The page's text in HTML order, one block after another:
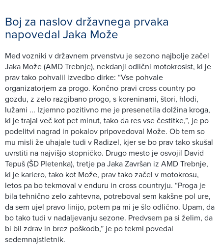
Boj za naslov državnega prvaka
napovedal Jaka Može
Med vozniki v državnem prvenstvu je sezono najbolje začel
Jaka Može (AMD Trebnje), nekdanji odlični motokrosist, ki je
prav tako pohvalil izvedbo dirke: “Vse pohvale
organizatorjem za progo. Končno pravi cross country po
gozdu, z zelo razgibano progo, s koreninami, štori, hlodi,
lužami ... Izjemno pozitivno me je presenetila dolžina kroga,
ki je trajal več kot pet minut, tako da res vse čestitke,”, je po
podelitvi nagrad in pokalov pripovedoval Može. Ob tem so
mu misli že uhajale tudi v Radizel, kjer se bo prav tako skušal
uvrstiti na najvišjo stopničko. Drugo mesto je osvojil David
Tepuš (ŠD Pletenka), tretje pa Jaka Završan iz AMD Trebnje,
ki je kariero, tako kot Može, prav tako začel v motokrosu,
letos pa bo tekmoval v enduru in cross countryju. “Proga je
bila tehnično zelo zahtevna, potreboval sem kakšne pol ure,
da sem ujel pravo linijo, potem pa mi je šlo odlično. Upam, da
bo tako tudi v nadaljevanju sezone. Predvsem pa si želim, da
bi bil zdrav in brez poškodb,” je po tekmi povedal
sedemnajstletnik.